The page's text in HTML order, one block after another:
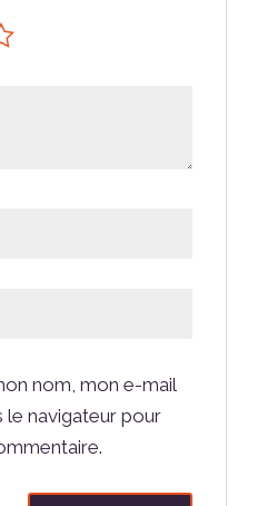
nom, mon e-mail
le navigateur pour